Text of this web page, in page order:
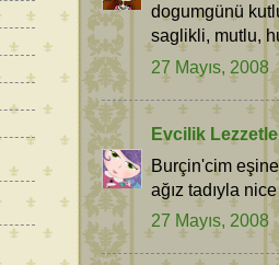
dogumgünü
saglikli, mutlu,
27 Mayıs, 2008
Evcilik
Burçin'cim
ağız tadıyla
27 Mayıs, 2008